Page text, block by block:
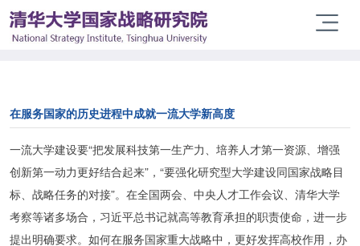
在服务国家的历史进程中成就一流大学新高度
一流大学建设要“把发展科技第一生产力、培养人才第一资源、增强
创新第一动力更好结合起来”，“要强化研究型大学建设同国家战略目
标、战略任务的对接”。在全国两会、中央人才工作会议、清华大学
考察等诸多场合，习近平总书记就高等教育承担的职责使命，进一步
提出明确要求。如何在服务国家重大战略中，更好发挥高校作用，办